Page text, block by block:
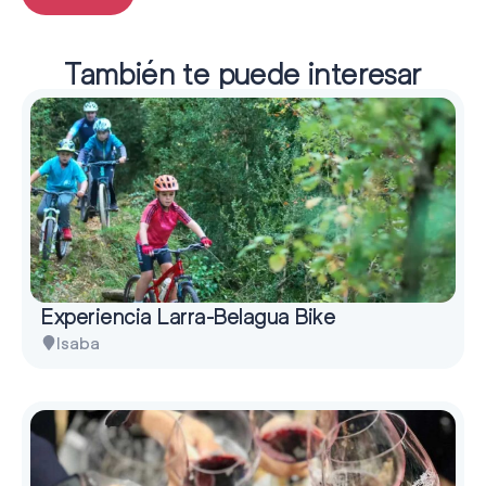
También te puede interesar
Experiencia Larra-Belagua Bike
Isaba